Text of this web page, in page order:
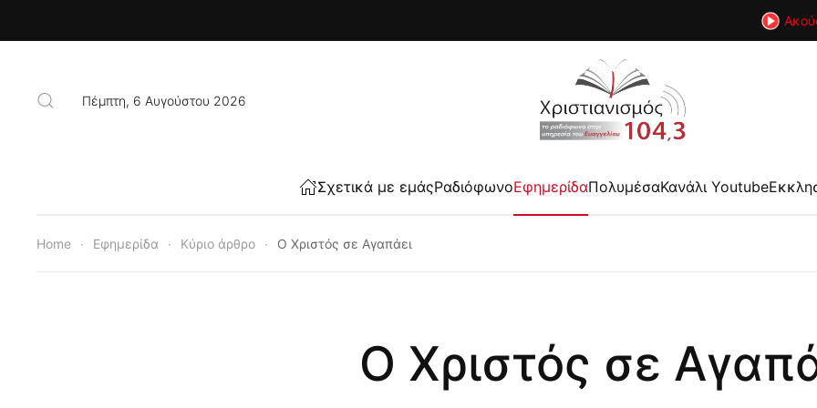
Πέμπτη, 6 Αυγούστου 2026
Σχετικά με εμάςΡαδιόφωνοΕφημερίδαΠολυμέσαΚανάλι Youtube
Home Εφημερίδα Κύριο άρθρο Ο Χριστός σε Αγαπάει
Ο Χριστός σε